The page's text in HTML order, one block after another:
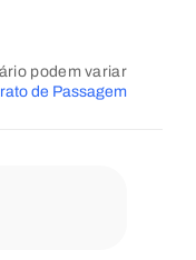
podem variar
de Passagem